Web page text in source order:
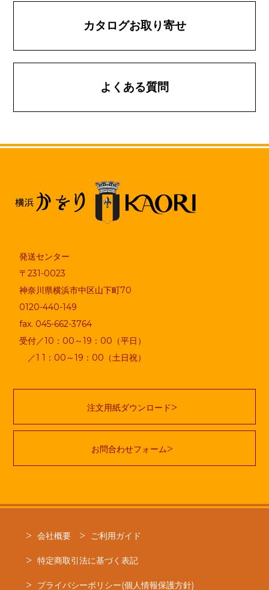
カタログお取り寄せ
よくある質問
発送センター
〒231-0023
神奈川県横浜市中区山下町70
0120-440-149
fax. 045-662-3764
受付／10：00～19：00（平日）
／1 1：00～19：00（土日祝）
注文用紙ダウンロード
お問合わせフォーム
会社概要 ご利用ガイド
特定商取引法に基づく表記
プライバシーポリシー(個人情報保護方針)